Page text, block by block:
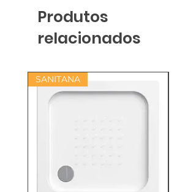
Produtos
relacionados
SANITANA